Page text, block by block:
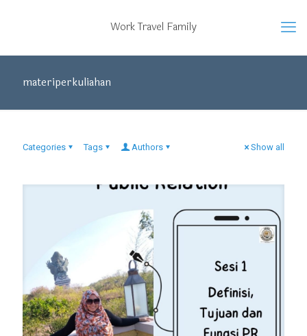
Work Travel Family
materiperkuliahan
Categories Tags Authors Show all